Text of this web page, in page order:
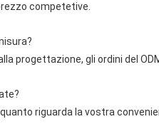
competetive.
progettazione, gli ordini del
quanto riguarda la vostra